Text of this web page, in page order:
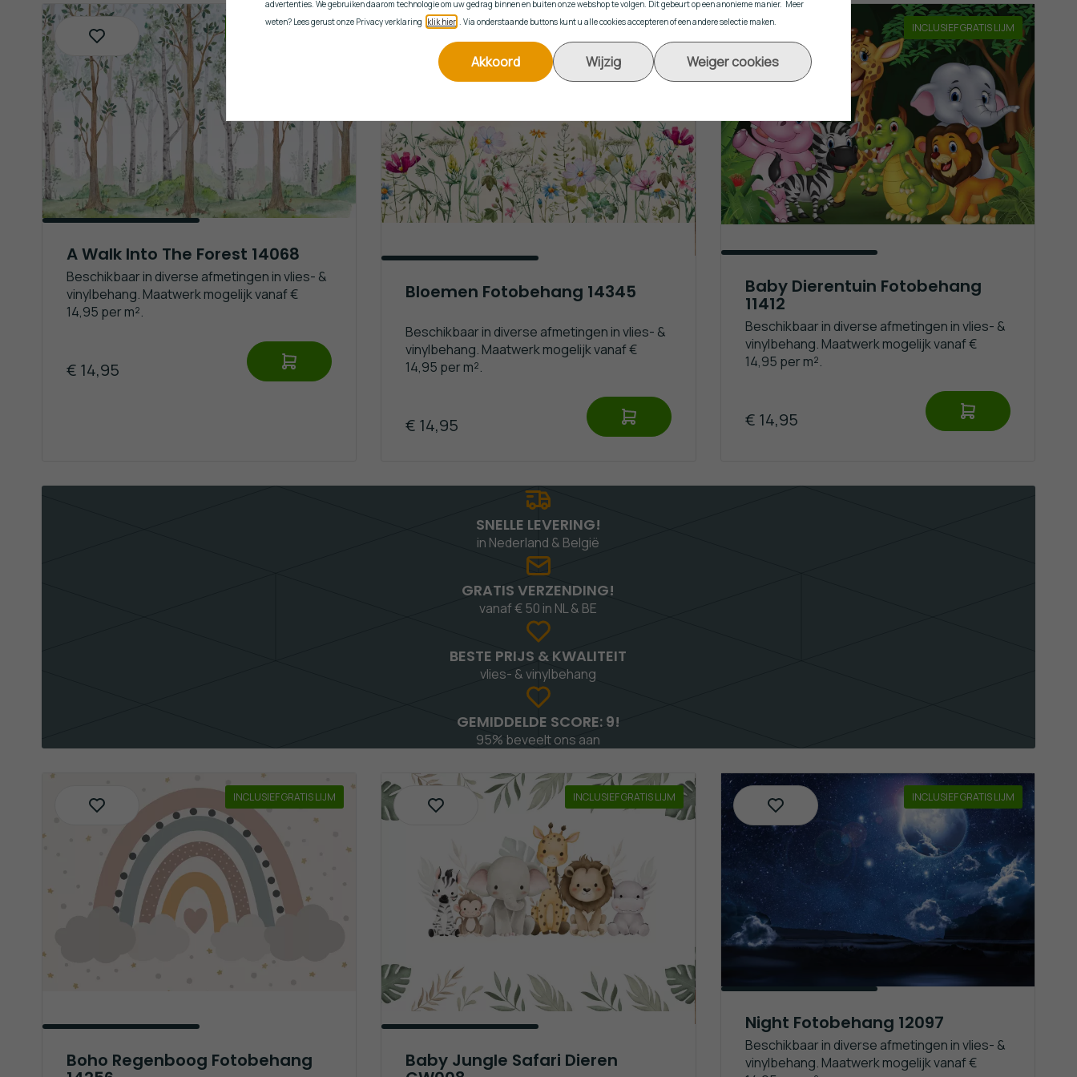
INCLUSIEF GRATIS LIJM
A Walk Into The Forest 14068
Beschikbaar in diverse afmetingen in vlies- &
vinylbehang. Maatwerk mogelijk vanaf €
14,95 per m².
€ 14,95
INCLUSIEF GRATIS LIJM
Bloemen Fotobehang 14345
Beschikbaar in diverse afmetingen in vlies- &
vinylbehang. Maatwerk mogelijk vanaf €
14,95 per m².
€ 14,95
INCLUSIEF GRATIS LIJM
Baby Dierentuin Fotobehang
11412
Beschikbaar in diverse afmetingen in vlies- &
vinylbehang. Maatwerk mogelijk vanaf €
14,95 per m².
€ 14,95
SNELLE LEVERING!
in Nederland & België
GRATIS VERZENDING!
vanaf € 50 in NL & BE
BESTE PRIJS & KWALITEIT
vlies- & vinylbehang
GEMIDDELDE SCORE: 9!
95% beveelt ons aan
INCLUSIEF GRATIS LIJM
Boho Regenboog Fotobehang
INCLUSIEF GRATIS LIJM
Baby Jungle Safari Dieren
INCLUSIEF GRATIS LIJM
Night Fotobehang 12097
Beschikbaar in diverse afmetingen in vlies- &
vinylbehang. Maatwerk mogelijk vanaf €
advertenties. We gebruiken daarom technologie om uw gedrag binnen en buiten onze webshop te volgen. Dit gebeurt op een anonieme manier. Meer
weten? Lees gerust onze Privacy verklaring ( klik hier ). Via onderstaande buttons kunt u alle cookies accepteren of een andere selectie maken.
Akkoord Wijzig Weiger cookies